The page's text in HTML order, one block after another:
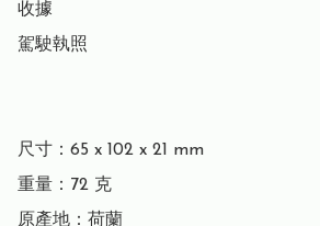
收據
駕駛執照
尺寸：65 x 102 x 21 mm
重量：72 克
原產地：荷蘭